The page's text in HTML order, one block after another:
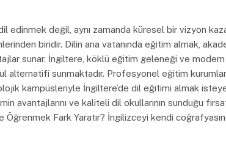
edinmek değil, aynı zamanda küresel bir vizyon
biridir. Dilin ana vatanında eğitim almak,
sunar. İngiltere, köklü eğitim geleneği ve modern
alternatifi sunmaktadır. Profesyonel eğitim
kampüsleriyle İngiltere’de dil eğitimi almak
avantajlarını ve kaliteli dil okullarının sunduğu
Fark Yaratır? İngilizceyi kendi